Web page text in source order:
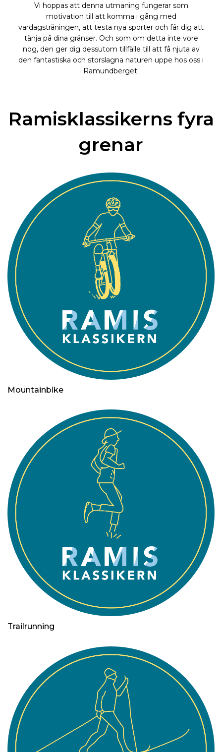
Vi hoppas att denna utmaning fungerar som
motivation till att komma i gång med
vardagsträningen, att testa nya sporter och får dig att
tänja på dina gränser. Och som om detta inte vore
nog, den ger dig dessutom tillfälle till att få njuta av
den fantastiska och storslagna naturen uppe hos oss i
Ramundberget.
Ramisklassikerns fyra
grenar
Mountainbike
Trailrunning